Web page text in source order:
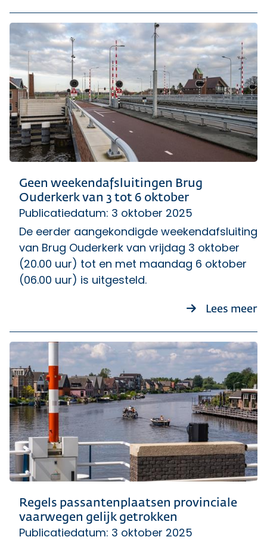
Geen weekendafsluitingen Brug
Ouderkerk van 3 tot 6 oktober
Publicatiedatum: 3 oktober 2025
De eerder aangekondigde weekendafsluiting
van Brug Ouderkerk van vrijdag 3 oktober
(20.00 uur) tot en met maandag 6 oktober
(06.00 uur) is uitgesteld.
Lees meer
Regels passantenplaatsen provinciale
vaarwegen gelijk getrokken
Publicatiedatum: 3 oktober 2025